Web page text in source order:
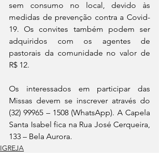
sem consumo no local, devido às
medidas de prevenção contra a Covid-
19. Os convites também podem ser
adquiridos com os agentes de
pastorais da comunidade no valor de
R$ 12.
Os interessados em participar das
Missas devem se inscrever através do
(32) 99965 – 1508 (WhatsApp). A Capela
Santa Isabel fica na Rua José Cerqueira,
133 – Bela Aurora.
IGREJA